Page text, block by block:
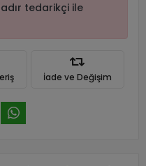
tedarikçi ile
İade ve Değişim